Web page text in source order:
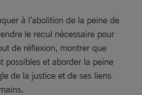
à l’abolition de la peine de
le recul nécessaire pour
de réflexion, montrer que
possibles et aborder la peine
de la justice et de ses liens